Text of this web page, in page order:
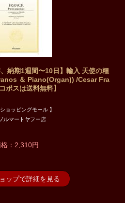
納期1週間〜10日】輸入 天使の糧
＆ Piano(Organ)) /Cesar Fra
ポスは送料無料】
ショッピングモール 】
ルマートヤフー店
：2,310円
ップで詳細を見る